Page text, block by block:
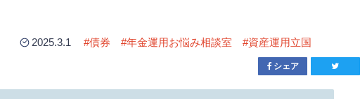
2025.3.1 #債券 #年金運用お悩み相談室 #資産運用立国
シェア